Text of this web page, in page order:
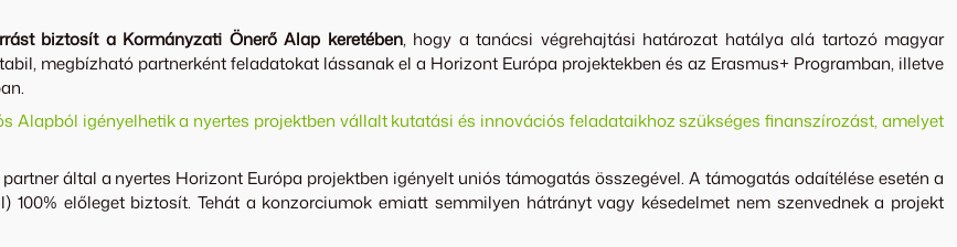
biztosít a Kormányzati Önerő Alap keretében, hogy a tanácsi végrehajtási határozat hatálya alá tartozó magyar
megbízható partnerként feladatokat lássanak el a Horizont Európa projektekben és az Erasmus+ Programban, illetve
Alapból igényelhetik a nyertes projektben vállalt kutatási és innovációs feladataikhoz szükséges finanszírozást, amelyet
által a nyertes Horizont Európa projektben igényelt uniós támogatás összegével. A támogatás odaítélése esetén a
előleget biztosít. Tehát a konzorciumok emiatt semmilyen hátrányt vagy késedelmet nem szenvednek a projekt